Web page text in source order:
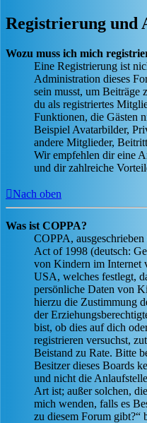
Registrierung und
Wozu muss ich mich
Eine Registrierung ist
Administration dieses
sein musst, um Beiträge
du als registriertes
Funktionen, die Gästen
Beispiel Avatarbilder,
andere Mitglieder,
Wir empfehlen dir eine
und dir zahlreiche
Nach oben
Was ist COPPA?
COPPA,
Act of 1998 (deutsch:
von Kindern im Internet
USA, welches festlegt,
persönliche Daten von
hierzu die Zustimmung
der
bist, ob dies auf dich
registrieren versuchst,
Beistand zu Rate. Bitte
Besitzer dieses Boards
und nicht die
Art ist; außer solchen,
mich wenden, falls es
zu diesem Forum gibt?“